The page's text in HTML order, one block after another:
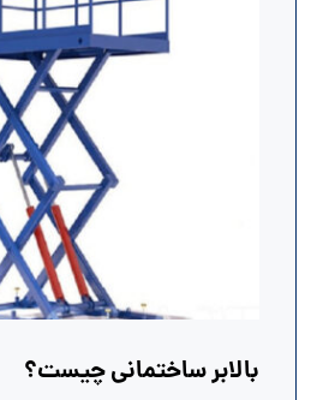
بالابر ساختمانی چیست؟